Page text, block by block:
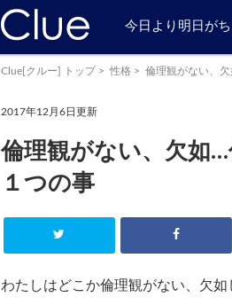
今日より明日が
Clue[クルー] トップ> 性格 > 倫理観がない、
2017年12月6日更新
倫理観がない、欠如
１つの事
わたしはどこか倫理観がない、欠